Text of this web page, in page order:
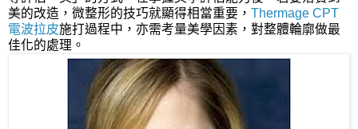
美的改造，微整形的技巧就顯得相當重要， Thermage CPT
電波拉皮施打過程中，亦需考量美學因素，對整體輪廓做最
佳化的處理。